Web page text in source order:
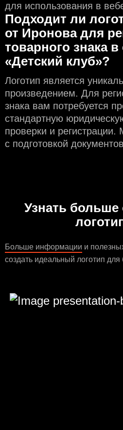
для использования в
Подходит ли
от Иронова для
товарного знака
«Детский клуб»?
Логотип является
произведением. Для
знака вам потребуется
стандартную
проверки и
с подготовкой
Узнать больше
Больше информации и
создать идеальный логотип для